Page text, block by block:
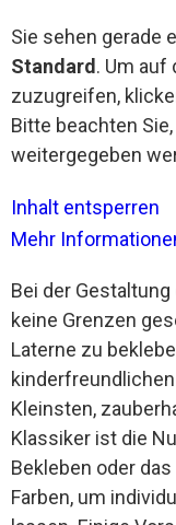
Sie sehen gerade
Standard. Um auf
zuzugreifen,
Bitte beachten
weitergegeben
Inhalt entsperren
Mehr
Bei der
keine Grenzen
Laterne zu
Kleinsten,
Klassiker ist die
Bekleben oder
Farben, um